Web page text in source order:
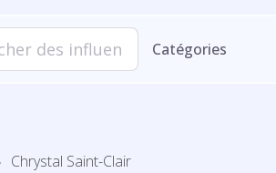
Catégories
Chrystal Saint-Clair